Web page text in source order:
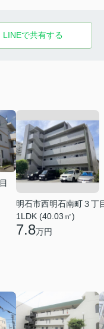
LINEで共有する
明石市西明石南町３丁
1LDK (40.03㎡)
7.8万円